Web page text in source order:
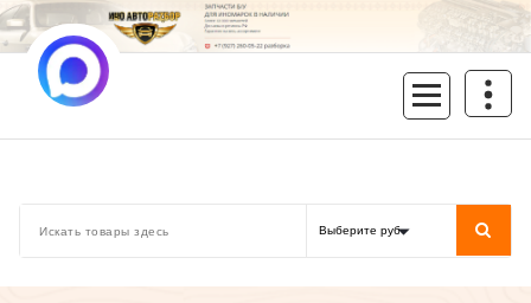
Перейти
к
содержимому